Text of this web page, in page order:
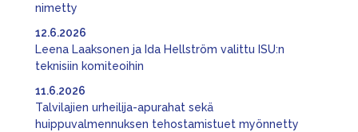
nimetty
Leena Laaksonen ja Ida Hellström valittu ISU:n
teknisiin komiteoihin
12.6.2026
Talvilajien urheilija-apurahat sekä
huippuvalmennuksen tehostamistuet myönnetty
11.6.2026